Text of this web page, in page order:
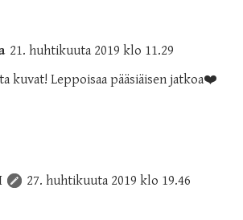
21. huhtikuuta 2019 klo 11.29
kuvat! Leppoisaa pääsiäisen jatkoa❤️
27. huhtikuuta 2019 klo 19.46